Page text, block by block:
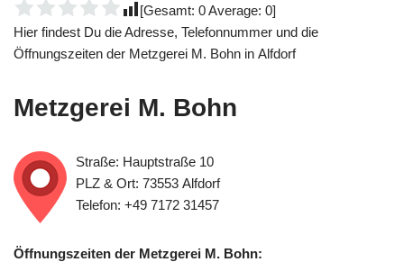
[Gesamt: 0Average: 0]
Hier findest Du die Adresse, Telefonnummer und die
Öffnungszeiten der Metzgerei M. Bohn in Alfdorf
Metzgerei M. Bohn
Straße: Hauptstraße 10
PLZ & Ort: 73553 Alfdorf
Telefon: +49 7172 31457
Öffnungszeiten der Metzgerei M. Bohn: